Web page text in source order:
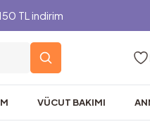
TL indirim
VÜCUT BAKIMI